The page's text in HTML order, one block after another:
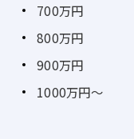
700万円
800万円
900万円
1000万円～